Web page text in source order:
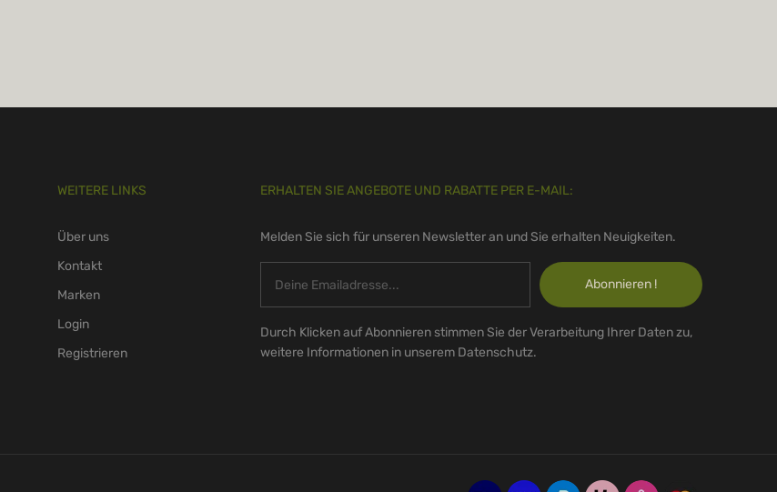
WEITERE LINKS
Über uns
Kontakt
Marken
Login
Registrieren
ERHALTEN SIE ANGEBOTE UND RABATTE PER E-MAIL:
Melden Sie sich für unseren Newsletter an und Sie erhalten Neuigkeiten.
Abonnieren !
Durch Klicken auf Abonnieren stimmen Sie der Verarbeitung Ihrer Daten zu,
weitere Informationen in unserem Datenschutz.